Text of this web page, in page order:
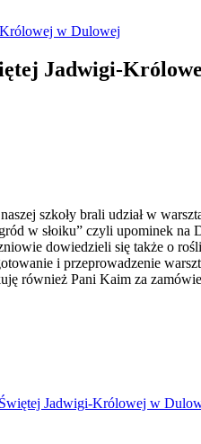
Jadwigi-
szkoły brali udział w
w słoiku” czyli upominek na
dowiedzieli się także o
i przeprowadzenie
również Pani Kaim za
Jadwigi-Królowej w